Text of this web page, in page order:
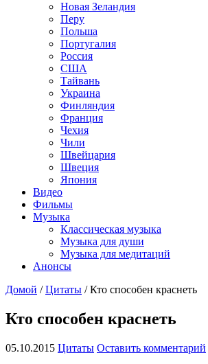
Новая Зеландия
Перу
Польша
Португалия
Россия
США
Тайвань
Украина
Финляндия
Франция
Чехия
Чили
Швейцария
Швеция
Япония
Видео
Фильмы
Музыка
Классическая музыка
Музыка для души
Музыка для медитаций
Анонсы
Домой / Цитаты / Кто способен краснеть
Кто способен краснеть
05.10.2015 Цитаты Оставить комментарий